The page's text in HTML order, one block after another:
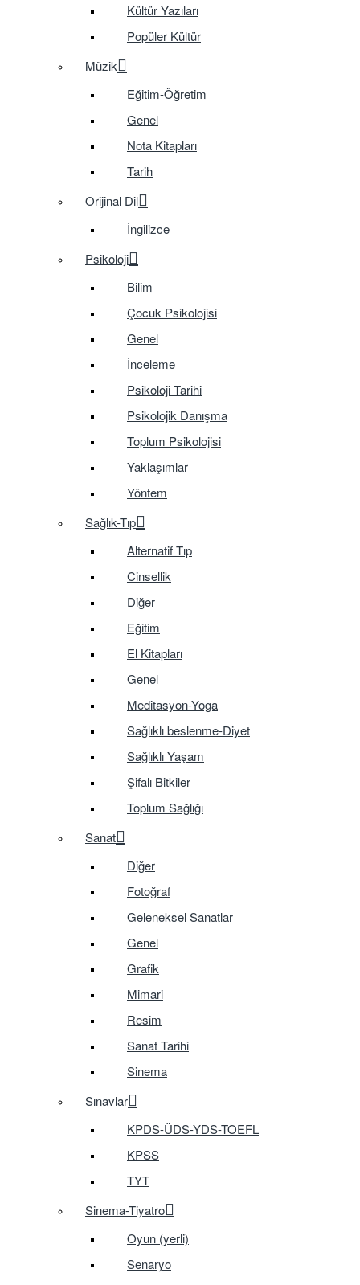
Kültür Yazıları
Popüler Kültür
Müzik
Eğitim-Öğretim
Genel
Nota Kitapları
Tarih
Orijinal Dil
İngilizce
Psikoloji
Bilim
Çocuk Psikolojisi
Genel
İnceleme
Psikoloji Tarihi
Psikolojik Danışma
Toplum Psikolojisi
Yaklaşımlar
Yöntem
Sağlık-Tıp
Alternatif Tıp
Cinsellik
Diğer
Eğitim
El Kitapları
Genel
Meditasyon-Yoga
Sağlıklı beslenme-Diyet
Sağlıklı Yaşam
Şifalı Bitkiler
Toplum Sağlığı
Sanat
Diğer
Fotoğraf
Geleneksel Sanatlar
Genel
Grafik
Mimari
Resim
Sanat Tarihi
Sinema
Sınavlar
KPDS-ÜDS-YDS-TOEFL
KPSS
TYT
Sinema-Tiyatro
Oyun (yerli)
Senaryo